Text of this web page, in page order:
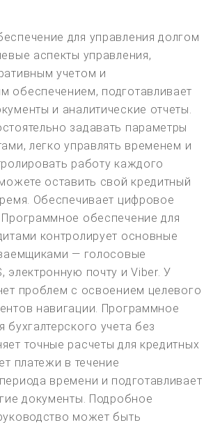
для управления долгом
аспекты управления,
учетом и
обеспечением, подготавливает
и аналитические отчеты.
задавать параметры
легко управлять временем и
работу каждого
оставить свой кредитный
Обеспечивает цифровое
обеспечение для
контролирует основные
— голосовые
электронную почту и Viber. У
проблем с освоением целевого
навигации. Программное
бухгалтерского учета без
точные расчеты для кредитных
платежи в течение
времени и подготавливает
документы. Подробное
может быть